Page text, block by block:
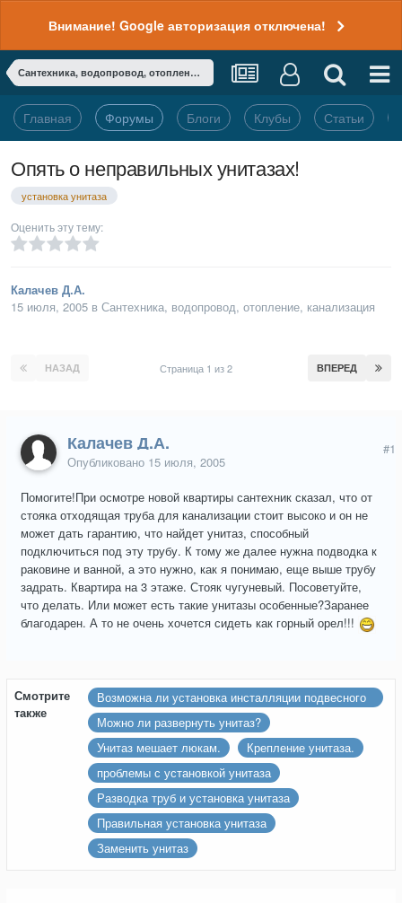
Внимание! Google авторизация отключена!
Сантехника, водопровод, отопление, канализация
Главная Форумы Блоги Клубы Статьи
Опять о неправильных унитазах!
установка унитаза
Оценить эту тему:
Калачев Д.А.
15 июля, 2005 в Сантехника, водопровод, отопление, канализация
НАЗАД ВПЕРЕД
Страница 1 из 2
Калачев Д.А.
Опубликовано 15 июля, 2005
#1
Помогите!При осмотре новой квартиры сантехник сказал, что от
стояка отходящая труба для канализации стоит высоко и он не
может дать гарантию, что найдет унитаз, способный
подключиться под эту трубу. К тому же далее нужна подводка к
раковине и ванной, а это нужно, как я понимаю, еще выше трубу
задрать. Квартира на 3 этаже. Стояк чугуневый. Посоветуйте,
что делать. Или может есть такие унитазы особенные?Заранее
благодарен. А то не очень хочется сидеть как горный орел!!!
Смотрите
также
Возможна ли установка инсталляции подвесного
унитаза на стену, уложенную кафелем?
Можно ли развернуть унитаз?
Унитаз мешает люкам.
Крепление унитаза.
проблемы с установкой унитаза
Разводка труб и установка унитаза
Правильная установка унитаза
Заменить унитаз